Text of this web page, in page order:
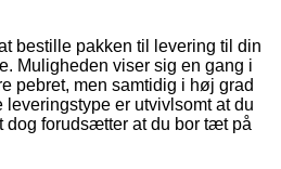
bestille pakken til levering til din
Muligheden viser sig en gang i
pebret, men samtidig i høj grad
er utvivlsomt at du
dog forudsætter at du bor tæt på